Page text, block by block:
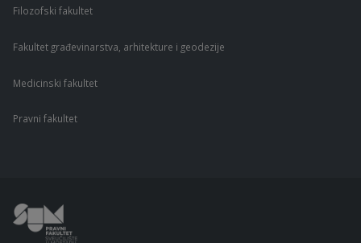
Filozofski fakultet
Fakultet građevinarstva, arhitekture i geodezije
Medicinski fakultet
Pravni fakultet